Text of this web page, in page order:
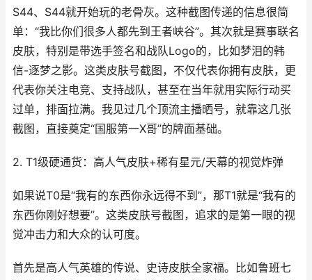
S44、S44就开始玩的老骨灰。这种截图传递的信息很简
单：“我比你们很多人都先到王者峡谷”。其次就是赛事联名
皮肤，特别是带选手签名和战队Logo的，比如梦泪的韩
信-逐梦之影。这类皮肤号截图，不仅代表你拥有皮肤，更
代表你关注电竞、支持战队，甚至在当年就用实际行动买
过单，排面拉满。我见过几个顶流主播晒号，就靠这几张
截图，直接奠定“国服第一X哥”的牌面基础。
2. T1级硬通货：高人气皮肤+稀有星元/天幕的视觉炸弹
如果说T0是“我有的东西你永远得不到”，那T1就是“我有的
东西你刚好想要”。这类皮肤号截图，追求的是第一眼的视
觉冲击力和大众的认可度。
首先是高人气英雄的传说、史诗皮肤全家福。比如鲁班七